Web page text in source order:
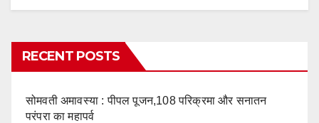
RECENT POSTS
सोमवती अमावस्या : पीपल पूजन,108 परिक्रमा और सनातन
परंपरा का महापर्व